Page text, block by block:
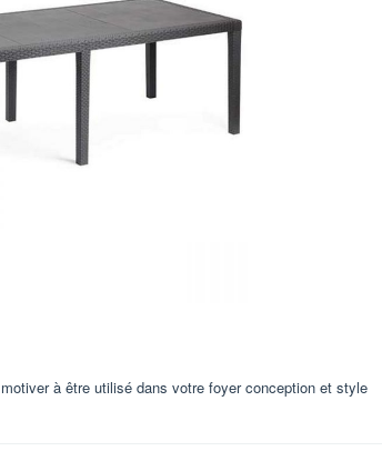
à être utilisé dans votre foyer conception et style